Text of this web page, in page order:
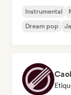
Instrumental
Dream pop